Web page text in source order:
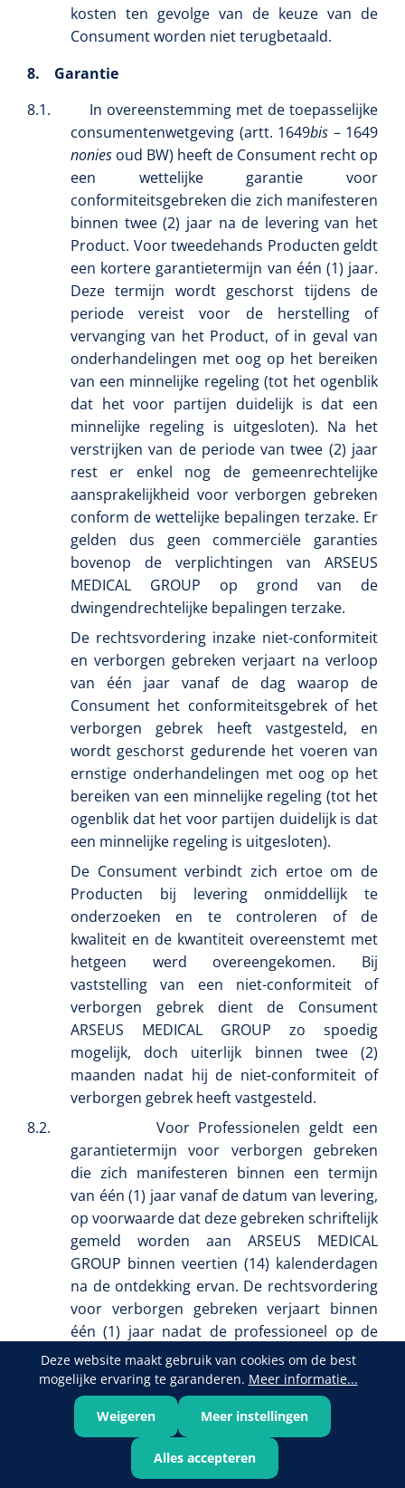
kosten ten gevolge van de keuze van de
Consument worden niet terugbetaald.
8.
Garantie
8.1.
In overeenstemming met de toepasselijke
consumentenwetgeving (artt. 1649bis – 1649
nonies oud BW) heeft de Consument recht op
een wettelijke garantie voor
conformiteitsgebreken die zich manifesteren
binnen twee (2) jaar na de levering van het
Product. Voor tweedehands Producten geldt
een kortere garantietermijn van één (1) jaar.
Deze termijn wordt geschorst tijdens de
periode vereist voor de herstelling of
vervanging van het Product, of in geval van
onderhandelingen met oog op het bereiken
van een minnelijke regeling (tot het ogenblik
dat het voor partijen duidelijk is dat een
minnelijke regeling is uitgesloten). Na het
verstrijken van de periode van twee (2) jaar
rest er enkel nog de gemeenrechtelijke
aansprakelijkheid voor verborgen gebreken
conform de wettelijke bepalingen terzake. Er
gelden dus geen commerciële garanties
bovenop de verplichtingen van ARSEUS
MEDICAL GROUP op grond van de
dwingendrechtelijke bepalingen terzake.
De rechtsvordering inzake niet-conformiteit
en verborgen gebreken verjaart na verloop
van één jaar vanaf de dag waarop de
Consument het conformiteitsgebrek of het
verborgen gebrek heeft vastgesteld, en
wordt geschorst gedurende het voeren van
ernstige onderhandelingen met oog op het
bereiken van een minnelijke regeling (tot het
ogenblik dat het voor partijen duidelijk is dat
een minnelijke regeling is uitgesloten).
De Consument verbindt zich ertoe om de
Producten bij levering onmiddellijk te
onderzoeken en te controleren of de
kwaliteit en de kwantiteit overeenstemt met
hetgeen werd overeengekomen. Bij
vaststelling van een niet-conformiteit of
verborgen gebrek dient de Consument
ARSEUS MEDICAL GROUP zo spoedig
mogelijk, doch uiterlijk binnen twee (2)
maanden nadat hij de niet-conformiteit of
verborgen gebrek heeft vastgesteld.
8.2.
Voor Professionelen geldt een
garantietermijn voor verborgen gebreken
die zich manifesteren binnen een termijn
van één (1) jaar vanaf de datum van levering,
op voorwaarde dat deze gebreken schriftelijk
gemeld worden aan ARSEUS MEDICAL
GROUP binnen veertien (14) kalenderdagen
na de ontdekking ervan. De rechtsvordering
voor verborgen gebreken verjaart binnen
één (1) jaar nadat de professioneel op de
hoogte was van het gebrek of hiervan op de
hoogte behoorde te zijn.
Zichtbare gebreken, waaronder gebreken die
bij een redelijke inspectie waarneembaar
zijn, dienen door de Professioneel
onmiddellijk na levering schriftelijk te
Deze website maakt gebruik van cookies om de best
mogelijke ervaring te garanderen. Meer informatie...
Weigeren Meer instellingen
Alles accepteren